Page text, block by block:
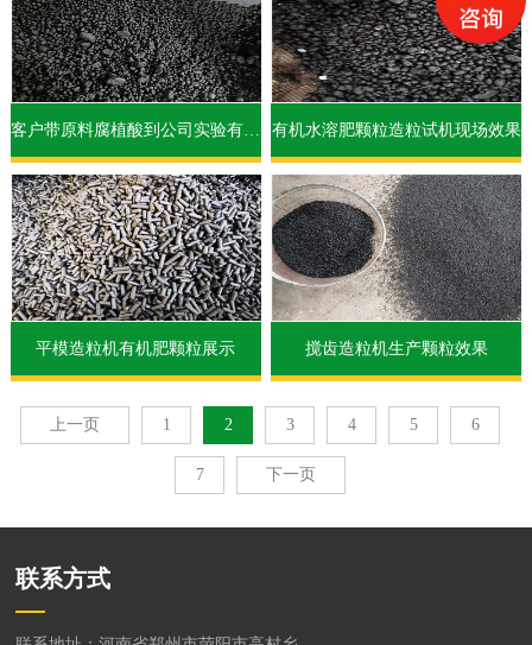
客户带原料腐植酸到公司实验有机肥圆盘造粒机，颗粒效果很好，客户很满意！ 有机水溶肥颗粒造粒试机现场效果
平模造粒机有机肥颗粒展示 搅齿造粒机生产颗粒效果
上一页 1 2 3 4 5 6
7 下一页
联系方式